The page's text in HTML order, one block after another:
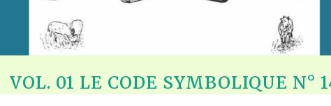
VOL. 01 LE CODE SYMBOLIQUE N°